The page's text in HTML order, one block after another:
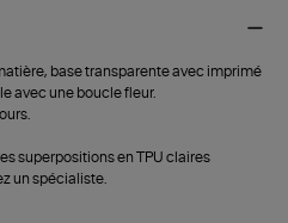
base transparente avec imprimé
avec une boucle fleur.
superpositions en TPU claires
un spécialiste.